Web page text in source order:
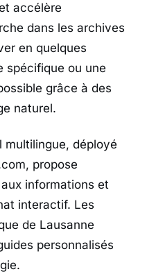
accélère
dans les archives
en quelques
spécifique ou une
grâce à des
naturel.
multilingue, déployé
propose
informations et
interactif. Les
de Lausanne
personnalisés